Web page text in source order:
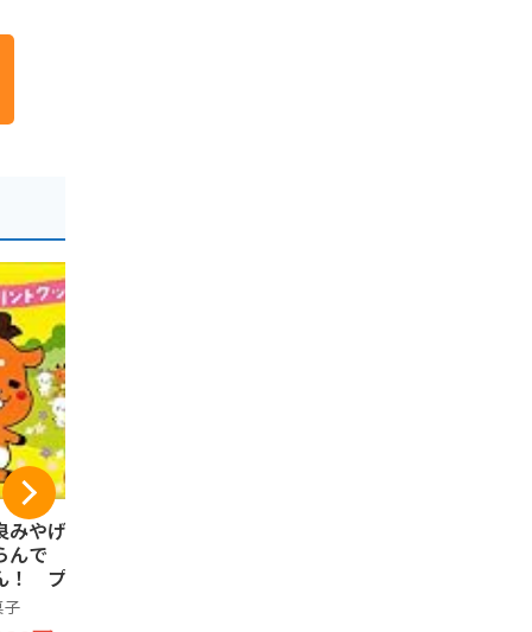
みやげ ならんで
んで しかまろ
！ プリントク
ー 18枚入り
子